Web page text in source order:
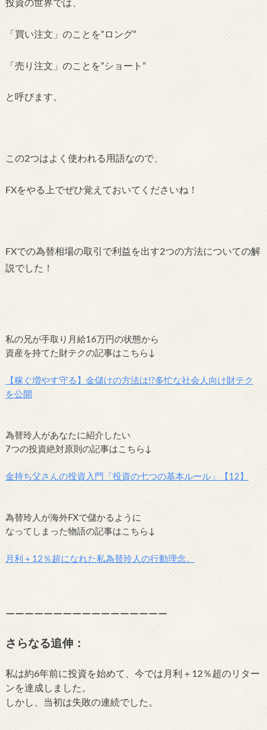
投資の世界では、
「買い注文」のことを”ロング”
「売り注文」のことを”ショート”
と呼びます。
この2つはよく使われる用語なので、
FXをやる上でぜひ覚えておいてくださいね！
FXでの為替相場の取引で利益を出す2つの方法についての解
説でした！
私の兄が手取り月給16万円の状態から
資産を持てた財テクの記事はこちら↓
【稼ぐ増やす守る】金儲けの方法は!?多忙な社会人向け財テク
を公開
為替玲人があなたに紹介したい
7つの投資絶対原則の記事はこちら↓
金持ち父さんの投資入門「投資の七つの基本ルール」【12】
為替玲人が海外FXで儲かるように
なってしまった物語の記事はこちら↓
月利＋12％超になれた私為替玲人の行動理念。
ーーーーーーーーーーーーーーーーー
さらなる追伸：
私は約6年前に投資を始めて、今では月利＋12％超のリター
ンを達成しました。
しかし、当初は失敗の連続でした。